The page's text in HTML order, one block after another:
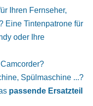
Ihren Fernseher,
Eine Tintenpatrone für
oder Ihre
Spülmaschine ...?
passende Ersatzteil